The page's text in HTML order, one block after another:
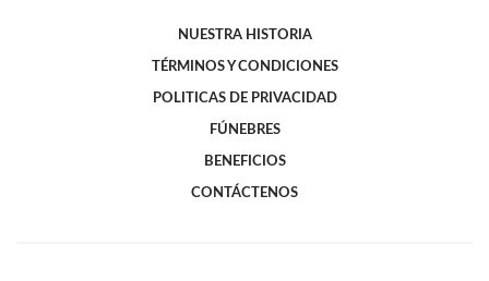
NUESTRA HISTORIA
TÉRMINOS Y CONDICIONES
POLITICAS DE PRIVACIDAD
FÚNEBRES
BENEFICIOS
CONTÁCTENOS